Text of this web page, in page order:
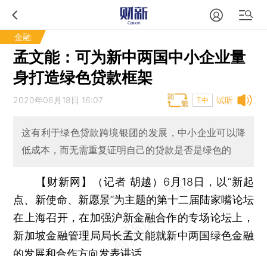
金融
孟文能：可为新中两国中小企业量
身打造绿色贷款框架
试听
2020年06月18日 16:07 T中
这有利于绿色贷款跨境银团的发展，中小企业可以降
低成本，而无需重复证明自己的贷款是否是绿色的
【财新网】（记者 胡越） 6月18日，以“新起
点、新使命、新愿景”为主题的第十二届陆家嘴论坛
在上海召开，在加强沪新金融合作的专场论坛上，
新加坡金融管理局局长孟文能就新中两国绿色金融
的发展和合作方向发表讲话。